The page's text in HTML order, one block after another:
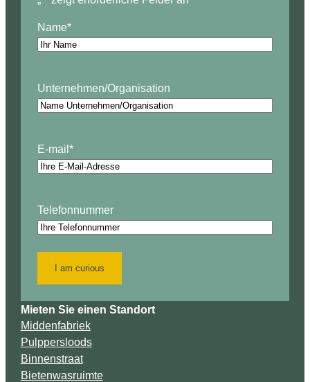
Name*
Unternehmen/Organisation
E-mail *
Telefonnummer
I am curious
Mieten Sie einen Standort
Middenfabriek
Pulppersloods
Binnenstraat
Bietenwasruimte